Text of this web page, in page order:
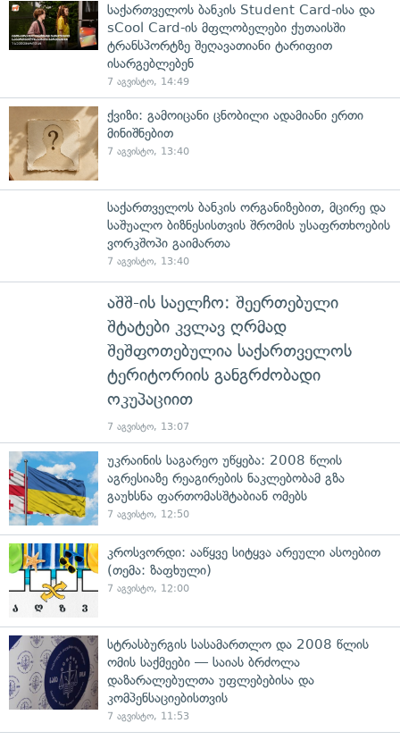
საქართველოს ბანკის Student Card-ისა და
sCool Card-ის მფლობელები ქუთაისში
ტრანსპორტზე შეღავათიანი ტარიფით
ისარგებლებენ
7 აგვისტო, 14:49
ქვიზი: გამოიცანი ცნობილი ადამიანი ერთი
მინიშნებით
7 აგვისტო, 13:40
საქართველოს ბანკის ორგანიზებით, მცირე და
საშუალო ბიზნესისთვის შრომის უსაფრთხოების
ვორკშოპი გაიმართა
7 აგვისტო, 13:40
აშშ-ის საელჩო: შეერთებული
შტატები კვლავ ღრმად
შეშფოთებულია საქართველოს
ტერიტორიის განგრძობადი
ოკუპაციით
7 აგვისტო, 13:07
უკრაინის საგარეო უწყება: 2008 წლის
აგრესიაზე რეაგირების ნაკლებობამ გზა
გაუხსნა ფართომასშტაბიან ომებს
7 აგვისტო, 12:50
კროსვორდი: ააწყვე სიტყვა არეული ასოებით
(თემა: ზაფხული)
7 აგვისტო, 12:00
სტრასბურგის სასამართლო და 2008 წლის
ომის საქმეები — საიას ბრძოლა
დაზარალებულთა უფლებებისა და
კომპენსაციებისთვის
7 აგვისტო, 11:53